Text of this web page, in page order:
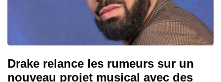
Drake relance les rumeurs sur un
nouveau projet musical avec des